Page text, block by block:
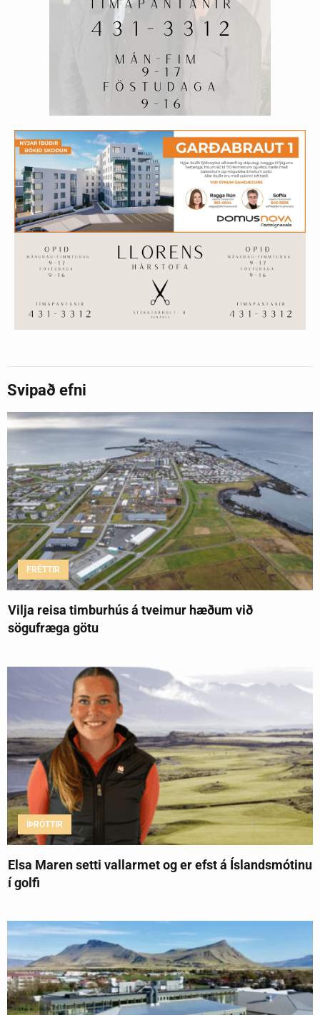
Svipað efni
FRÉTTIR
Vilja reisa timburhús á tveimur hæðum við
sögufræga götu
ÍÞRÓTTIR
Elsa Maren setti vallarmet og er efst á Íslandsmótinu
í golfi